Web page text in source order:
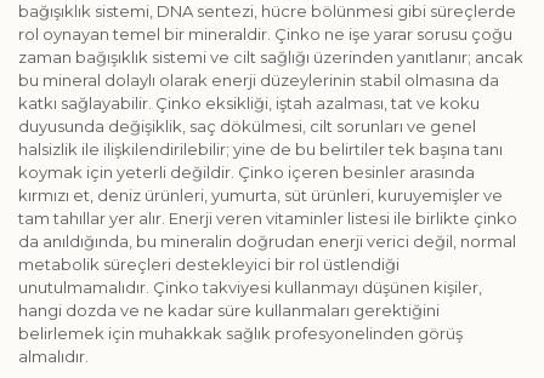
bağışıklık sistemi, DNA sentezi, hücre bölünmesi gibi süreçlerde
rol oynayan temel bir mineraldir. Çinko ne işe yarar sorusu çoğu
zaman bağışıklık sistemi ve cilt sağlığı üzerinden yanıtlanır; ancak
bu mineral dolaylı olarak enerji düzeylerinin stabil olmasına da
katkı sağlayabilir. Çinko eksikliği, iştah azalması, tat ve koku
duyusunda değişiklik, saç dökülmesi, cilt sorunları ve genel
halsizlik ile ilişkilendirilebilir; yine de bu belirtiler tek başına tanı
koymak için yeterli değildir. Çinko içeren besinler arasında
kırmızı et, deniz ürünleri, yumurta, süt ürünleri, kuruyemişler ve
tam tahıllar yer alır. Enerji veren vitaminler listesi ile birlikte çinko
da anıldığında, bu mineralin doğrudan enerji verici değil, normal
metabolik süreçleri destekleyici bir rol üstlendiği
unutulmamalıdır. Çinko takviyesi kullanmayı düşünen kişiler,
hangi dozda ve ne kadar süre kullanmaları gerektiğini
belirlemek için muhakkak sağlık profesyonelinden görüş
almalıdır.